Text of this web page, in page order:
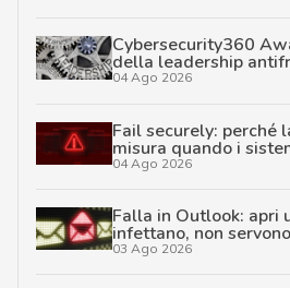
Cybersecurity360
della leadership
04 Ago 2026
Fail securely: perché
misura quando i
04 Ago 2026
Falla in Outlook: apri
infettano, non
03 Ago 2026